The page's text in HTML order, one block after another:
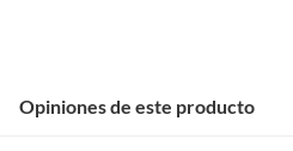
Opiniones de este producto